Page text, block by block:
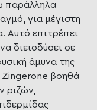
παράλληλα
για μέγιστη
Αυτό επιτρέπει
διεισδύσει σε
άμυνα της
Zingerone βοηθά
ριζών,